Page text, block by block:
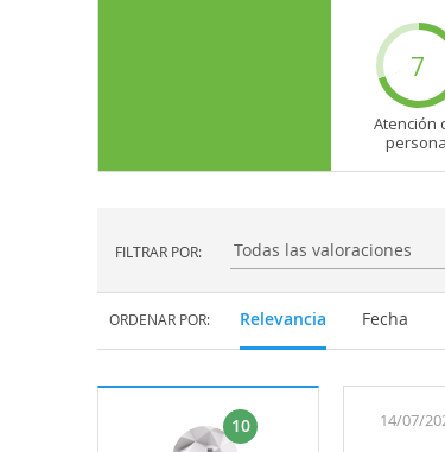
7
Atención
FILTRAR POR: Filtrar por:
ORDENAR POR: Relevancia Fecha
10 14/07/